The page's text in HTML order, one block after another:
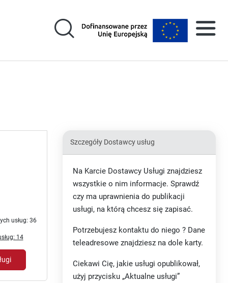
usług: 36
14
Szczegóły Dostawcy usług
Na Karcie Dostawcy Usługi znajdziesz
wszystkie o nim informacje. Sprawdź
czy ma uprawnienia do publikacji
usługi, na którą chcesz się zapisać.
Potrzebujesz kontaktu do niego ? Dane
teleadresowe znajdziesz na dole karty.
Ciekawi Cię, jakie usługi opublikował,
użyj przycisku „Aktualne usługi”